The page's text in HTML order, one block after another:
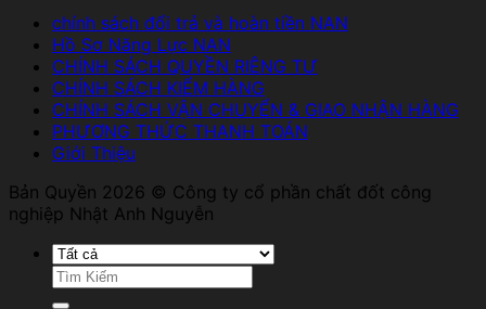
chính sách đổi trả và hoàn tiền NAN
Hồ Sơ Năng Lực NAN
CHÍNH SÁCH QUYỀN RIÊNG TƯ
CHÍNH SÁCH KIỂM HÀNG
CHÍNH SÁCH VẬN CHUYỂN & GIAO NHẬN HÀNG
PHƯƠNG THỨC THANH TOÁN
Giới Thiệu
Bản Quyền 2026 © Công ty cổ phần chất đốt công
nghiệp Nhật Anh Nguyễn
Tìm